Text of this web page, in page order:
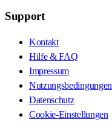
Support
Kontakt
Hilfe & FAQ
Impressum
Nutzungsbedingungen
Datenschutz
Cookie-Einstellungen